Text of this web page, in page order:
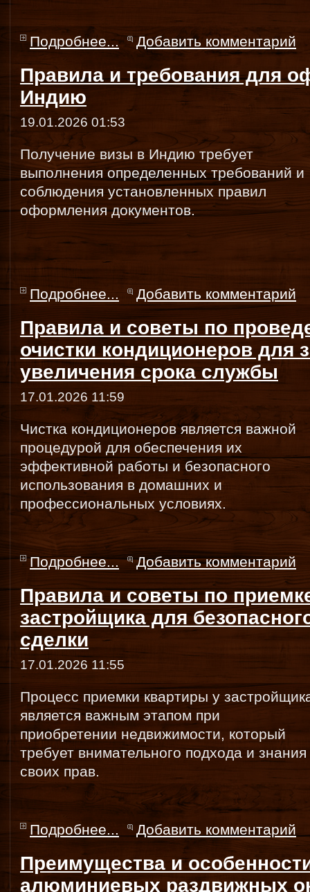
Подробнее... Добавить комментарий
Правила и требования для
Индию
19.01.2026 01:53
Получение визы в Индию требует
выполнения определенных требований и
соблюдения установленных правил
оформления документов.
Подробнее... Добавить комментарий
Правила и советы по
очистки кондиционеров для
увеличения срока службы
17.01.2026 11:59
Чистка кондиционеров является важной
процедурой для обеспечения их
эффективной работы и безопасного
использования в домашних и
профессиональных условиях.
Подробнее... Добавить комментарий
Правила и советы по
застройщика для
сделки
17.01.2026 11:55
Процесс приемки квартиры у
является важным этапом при
приобретении недвижимости, который
требует внимательного подхода и знания
своих прав.
Подробнее... Добавить комментарий
Преимущества и
алюминиевых раздвижных